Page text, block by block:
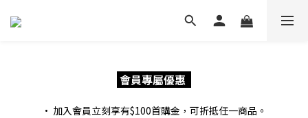
會員專屬優惠
• 加入會員立刻享有$100首購金，可折抵任一商品。